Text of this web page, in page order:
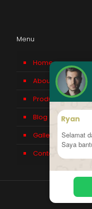
Menu
Home
About us
Product
Blog
Gallery
Contact Us
Ryan
Selamat
Saya